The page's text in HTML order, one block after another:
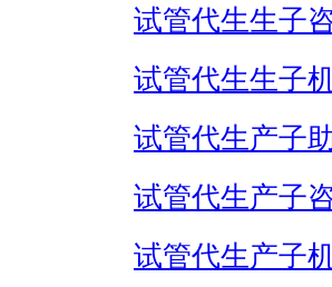
试管代生生子
试管代生生子
试管代生产子
试管代生产子
试管代生产子